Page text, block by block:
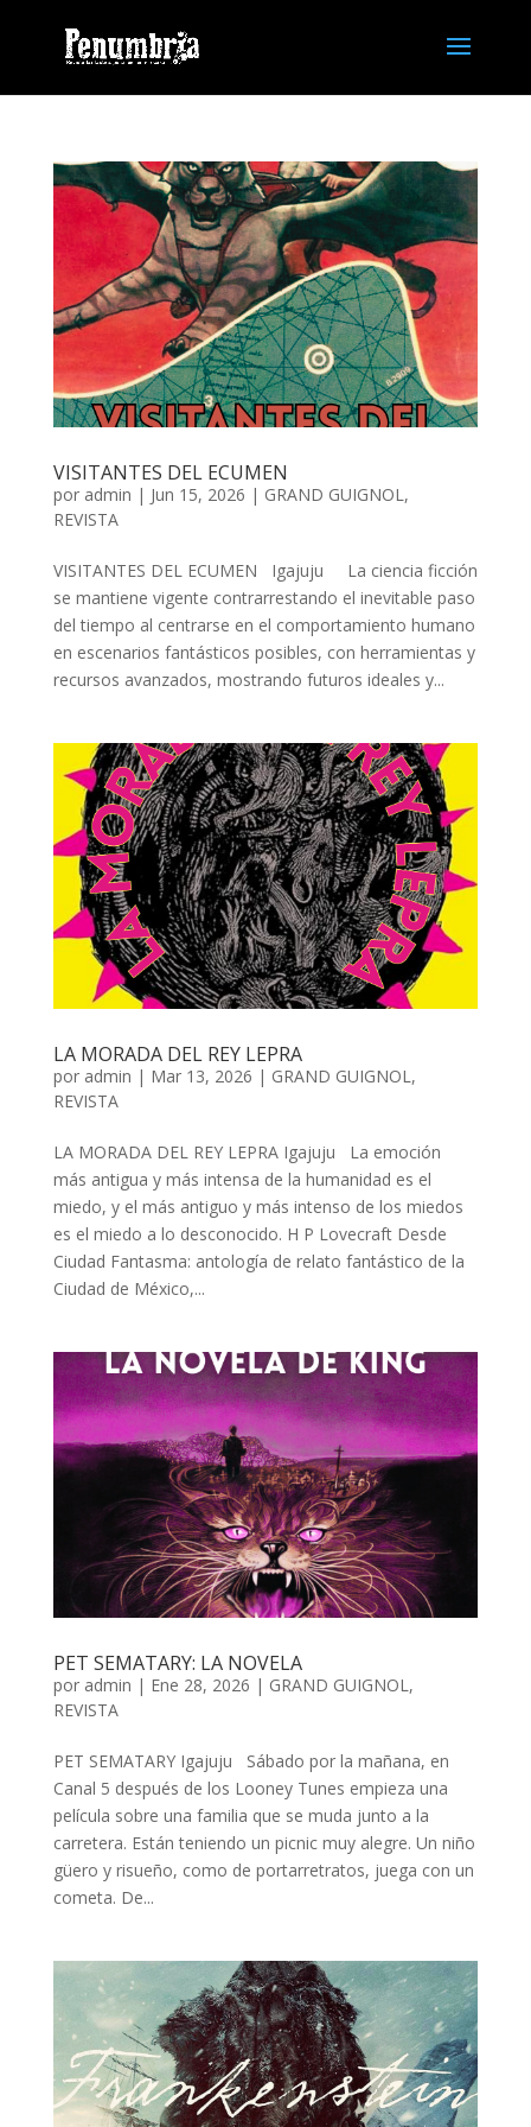
VISITANTES DEL ECUMEN
por admin | Jun 15, 2026 | GRAND GUIGNOL,
REVISTA
VISITANTES DEL ECUMEN Igajuju La ciencia ficción
se mantiene vigente contrarrestando el inevitable paso
del tiempo al centrarse en el comportamiento humano
en escenarios fantásticos posibles, con herramientas y
recursos avanzados, mostrando futuros ideales y...
LA MORADA DEL REY LEPRA
por admin | Mar 13, 2026 | GRAND GUIGNOL,
REVISTA
LA MORADA DEL REY LEPRA Igajuju La emoción
más antigua y más intensa de la humanidad es el
miedo, y el más antiguo y más intenso de los miedos
es el miedo a lo desconocido. H P Lovecraft Desde
Ciudad Fantasma: antología de relato fantástico de la
Ciudad de México,...
PET SEMATARY: LA NOVELA
por admin | Ene 28, 2026 | GRAND GUIGNOL,
REVISTA
PET SEMATARY Igajuju Sábado por la mañana, en
Canal 5 después de los Looney Tunes empieza una
película sobre una familia que se muda junto a la
carretera. Están teniendo un picnic muy alegre. Un niño
güero y risueño, como de portarretratos, juega con un
cometa. De...